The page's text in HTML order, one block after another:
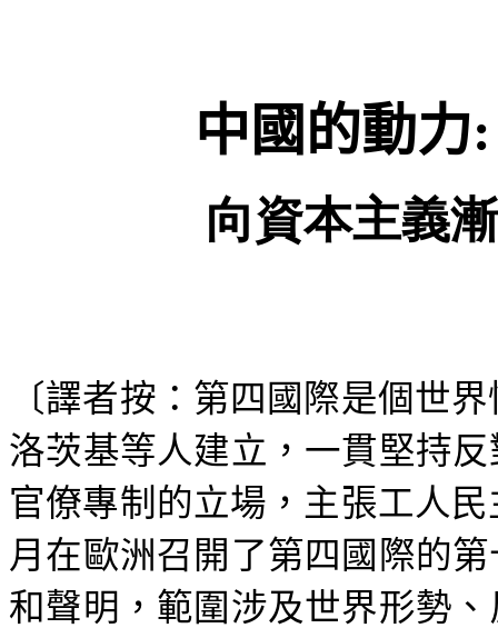
中國的動力:
向資本主義
〔譯者按： 第四國際是個世
洛茨基等人建立，一貫堅持
官僚專制的立場，主張工人
月在歐洲召開了第四國際的
和聲明，範圍涉及世界形勢